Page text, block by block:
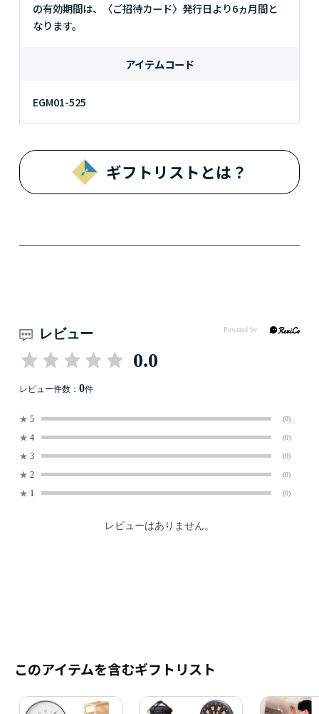
の有効期間は、〈ご招待カード〉発行日より6ヵ月間と
なります。
アイテムコード
EGM01-525
ギフトリストとは？
レビュー
0.0
レビュー件数： 0件
★ 5 (0)
★ 4 (0)
★ 3 (0)
★ 2 (0)
★ 1 (0)
レビューはありません。
このアイテムを含むギフトリスト